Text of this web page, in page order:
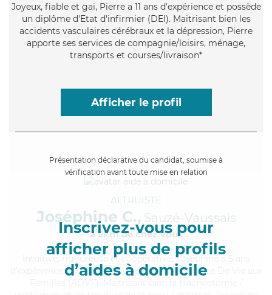
Joyeux, fiable et gai, Pierre a 11 ans d'expérience et possède
un diplôme d'Etat d'infirmier (DEI). Maitrisant bien les
accidents vasculaires cérébraux et la dépression, Pierre
apporte ses services de compagnie/loisirs, ménage,
transports et courses/livraison*
Afficher le profil
Présentation déclarative du candidat, soumise à
vérification avant toute mise en relation
Inscrivez-vous pour
afficher plus de profils
d’aides à domicile
ALTRUISTE
Joséphine C., Sauzé-Vaussais
à 5km de chez Vous
, rigoureuse et coopérative, Joséphine a 5 ans
d'expérience et possède un diplôme d'Assistante De Vie aux